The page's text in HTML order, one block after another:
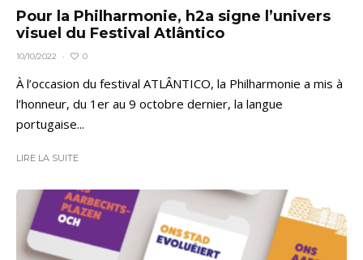
Pour la Philharmonie, h2a signe l’univers
visuel du Festival Atlântico
10/10/2022 · 0
À l’occasion du festival ATLÂNTICO, la Philharmonie a mis à
l’honneur, du 1er au 9 octobre dernier, la langue
portugaise...
LIRE LA SUITE